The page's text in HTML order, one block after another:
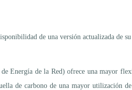
de una versión actualizada de
Energía de la Red) ofrece una mayor
de carbono de una mayor utilización